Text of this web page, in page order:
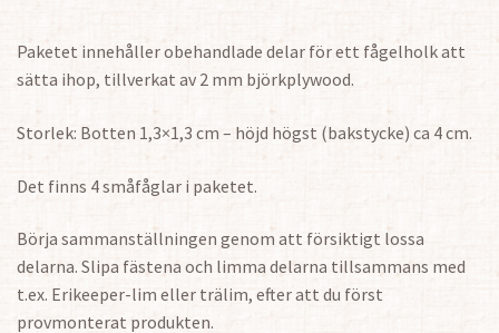
Paketet innehåller obehandlade delar för ett fågelholk att
sätta ihop, tillverkat av 2 mm björkplywood.
Storlek: Botten 1,3×1,3 cm – höjd högst (bakstycke) ca 4 cm.
Det finns 4 småfåglar i paketet.
Börja sammanställningen genom att försiktigt lossa
delarna. Slipa fästena och limma delarna tillsammans med
t.ex. Erikeeper-lim eller trälim, efter att du först
provmonterat produkten.